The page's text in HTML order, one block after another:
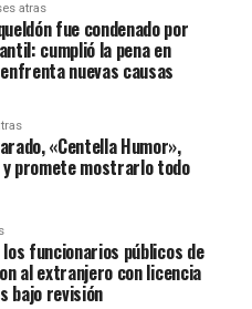
atras
fue condenado por
cumplió la pena en
nuevas causas
«Centella Humor»,
promete mostrarlo todo
los funcionarios públicos de
al extranjero con licencia
bajo revisión